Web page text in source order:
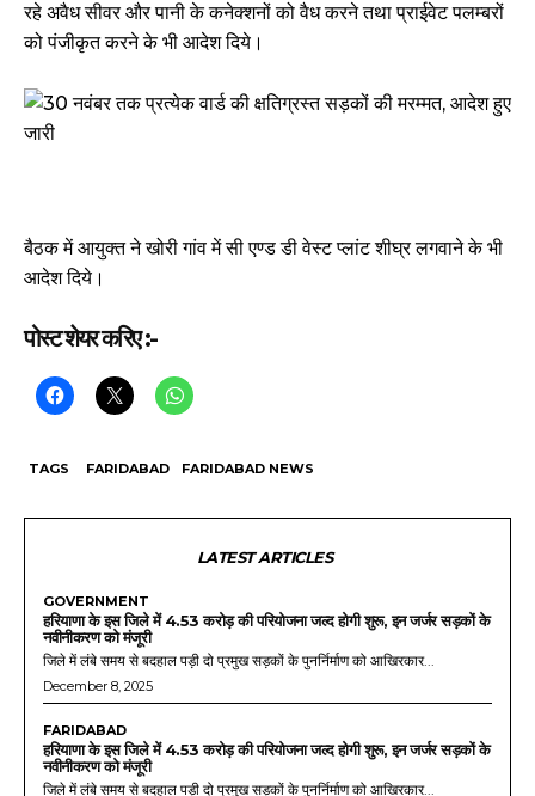
रहे अवैध सीवर और पानी के कनेक्शनों को वैध करने तथा प्राईवेट पलम्बरों
को पंजीकृत करने के भी आदेश दिये।
बैठक में आयुक्त ने खोरी गांव में सी एण्ड डी वेस्ट प्लांट शीघ्र लगवाने के भी
आदेश दिये।
पोस्ट शेयर करिए :-
TAGS FARIDABAD FARIDABAD NEWS
LATEST ARTICLES
GOVERNMENT
हरियाणा के इस जिले में 4.53 करोड़ की परियोजना जल्द होगी शुरू, इन जर्जर सड़कों के
नवीनीकरण को मंजूरी
जिले में लंबे समय से बदहाल पड़ी दो प्रमुख सड़कों के पुनर्निर्माण को आखिरकार...
December 8, 2025
FARIDABAD
हरियाणा के इस जिले में 4.53 करोड़ की परियोजना जल्द होगी शुरू, इन जर्जर सड़कों के
नवीनीकरण को मंजूरी
जिले में लंबे समय से बदहाल पड़ी दो प्रमुख सड़कों के पुनर्निर्माण को आखिरकार...